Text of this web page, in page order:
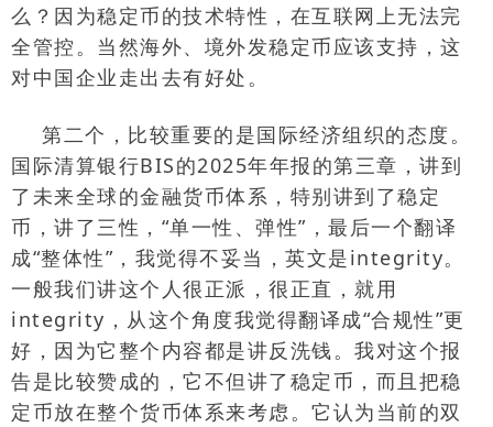
么？因为稳定币的技术特性，在互联网上无法完
全管控。当然海外、境外发稳定币应该支持，这
对中国企业走出去有好处。
第二个，比较重要的是国际经济组织的态度。
国际清算银行BIS的2025年年报的第三章，讲到
了未来全球的金融货币体系，特别讲到了稳定
币，讲了三性，“单一性、弹性”，最后一个翻译
成“整体性”，我觉得不妥当，英文是integrity。
一般我们讲这个人很正派，很正直，就用
integrity ，从这个角度我觉得翻译成“合规性”更
好，因为它整个内容都是讲反洗钱。我对这个报
告是比较赞成的，它不但讲了稳定币，而且把稳
定币放在整个货币体系来考虑。它认为当前的双